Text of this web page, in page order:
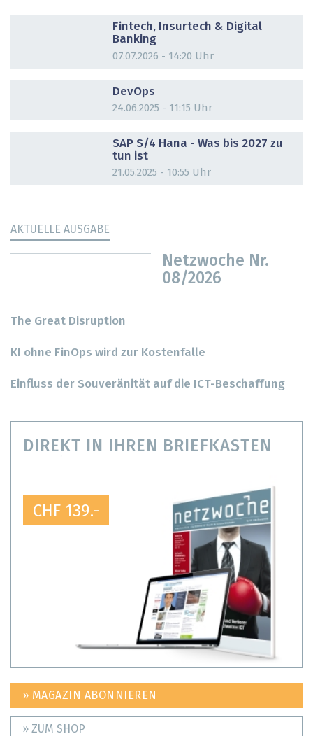
Fintech, Insurtech & Digital
Banking
07.07.2026 - 14:20 Uhr
DevOps
24.06.2025 - 11:15 Uhr
SAP S/4 Hana - Was bis 2027 zu
tun ist
21.05.2025 - 10:55 Uhr
AKTUELLE AUSGABE
Netzwoche Nr.
08/2026
The Great Disruption
KI ohne FinOps wird zur Kostenfalle
Einfluss der Souveränität auf die ICT-Beschaffung
DIREKT IN IHREN BRIEFKASTEN
CHF 139.-
» MAGAZIN ABONNIEREN
» ZUM SHOP